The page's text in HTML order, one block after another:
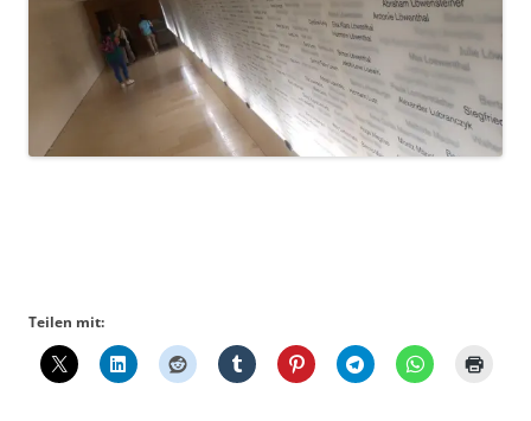
Teilen mit: